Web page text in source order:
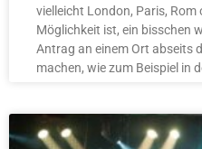
vielleicht London, Paris, Rom
Möglichkeit ist, ein bisschen
Antrag an einem Ort abseits
machen, wie zum Beispiel in